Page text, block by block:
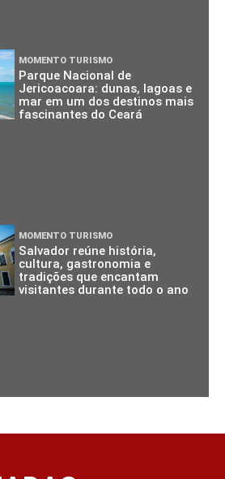
MOMENTO TURISMO
Parque Nacional de
Jericoacoara: dunas, lagoas e
mar em um dos destinos mais
fascinantes do Ceará
MOMENTO TURISMO
Salvador reúne história,
cultura, gastronomia e
tradições que encantam
visitantes durante todo o ano